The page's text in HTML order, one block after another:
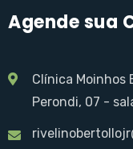
Agende sua
Clínica Moinhos
Perondi, 07 -